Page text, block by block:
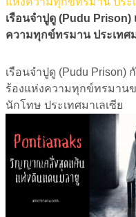
เรือนจำปูดู (Pudu Prison)
ความทุกข์ทรมาน ประเทศม
เรือนจำปูดู (Pudu Prison)
ร้องแห่งความทุกข์ทรมาน
นักโทษ ประเทศมาเลเซีย